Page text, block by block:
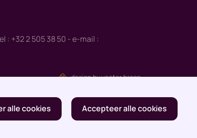
+32 2 505 38 50 - e-mail :
design by vector bross
alle cookies Accepteer alle cookies